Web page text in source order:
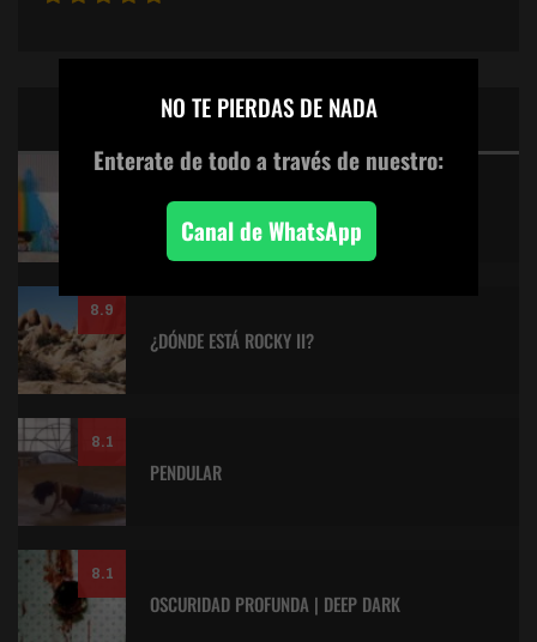
CINE: TOP 5 DE LALULULA
KITANO > AQUILES Y LA TORTUGA
8.9
¿DÓNDE ESTÁ ROCKY II?
8.1
PENDULAR
8.1
OSCURIDAD PROFUNDA | DEEP DARK
NO TE PIERDAS DE NADA
Enterate de todoa través de nuestro:
Canal de WhatsApp